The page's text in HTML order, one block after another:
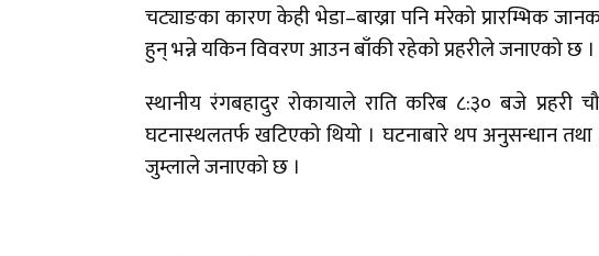
चट्याङका कारण केही भेडा–बाख्रा पनि मरेको प्रारम्भिक
हुन् भन्ने यकिन विवरण आउन बाँकी रहेको प्रहरीले जनाएको छ ।
स्थानीय रंगबहादुर रोकायाले राति करिब ८:३० बजे प्रहरी
घटनास्थलतर्फ खटिएको थियो । घटनाबारे थप अनुसन्धान
जुम्लाले जनाएको छ ।